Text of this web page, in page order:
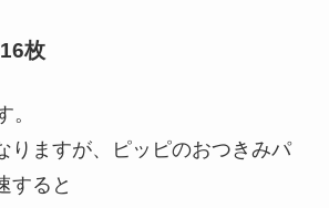
枚
。
りますが、ピッピのおつきみパ
すると